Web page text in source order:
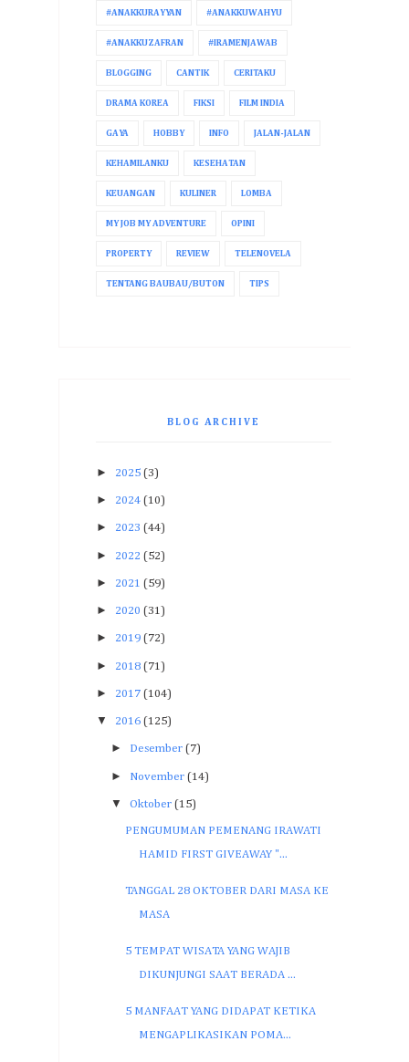
#ANAKKURAYYAN #ANAKKUWAHYU
#ANAKKUZAFRAN #IRAMENJAWAB
BLOGGING CANTIK CERITAKU
DRAMA KOREA FIKSI FILM INDIA
GAYA HOBBY INFO JALAN-JALAN
KEHAMILANKU KESEHATAN
KEUANGAN KULINER LOMBA
MY JOB MY ADVENTURE OPINI
PROPERTY REVIEW TELENOVELA
TENTANG BAUBAU/BUTON TIPS
BLOG ARCHIVE
► 2025 (3)
► 2024 (10)
► 2023 (44)
► 2022 (52)
► 2021 (59)
► 2020 (31)
► 2019 (72)
► 2018 (71)
► 2017 (104)
▼ 2016 (125)
► Desember (7)
► November (14)
▼ Oktober (15)
PENGUMUMAN PEMENANG IRAWATI
HAMID FIRST GIVEAWAY "...
TANGGAL 28 OKTOBER DARI MASA KE
MASA
5 TEMPAT WISATA YANG WAJIB
DIKUNJUNGI SAAT BERADA ...
5 MANFAAT YANG DIDAPAT KETIKA
MENGAPLIKASIKAN POMA...